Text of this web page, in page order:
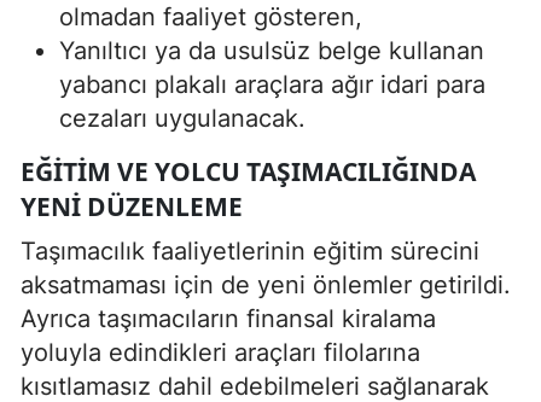
olmadan faaliyet gösteren,
Yanıltıcı ya da usulsüz belge kullanan
yabancı plakalı araçlara ağır idari para
cezaları uygulanacak.
EĞITIM VE YOLCU TAŞIMACILIĞINDA
YENI DÜZENLEME
Taşımacılık faaliyetlerinin eğitim sürecini
aksatmaması için de yeni önlemler getirildi.
Ayrıca taşımacıların finansal kiralama
yoluyla edindikleri araçları filolarına
kısıtlamasız dahil edebilmeleri sağlanarak